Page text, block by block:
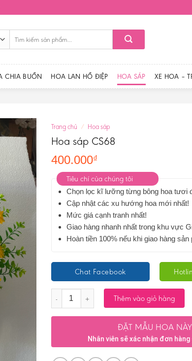
kiếm:
CHIA BUỒN HOA LAN HỒ ĐIỆP HOA SÁP XE HOA –
Trang chủ / Hoa sáp
Hoa sáp CS68
400.000₫
Tiêu chí của chúng tôi
Chọn lọc kĩ lưỡng từng bông hoa tươi
Cập nhật các xu hướng hoa mới nhất!
Mức giá cạnh tranh nhất!
Giao hàng nhanh nhất trong khu vực
Hoàn tiền 100% nếu khi giao hàng sản
Chat Facebook
Số lượng Thêm vào giỏ hàng
ĐẶT MẪU HOA NÀY
Nhân viên sẽ xác nhận đơn